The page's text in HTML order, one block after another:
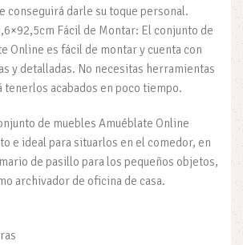
conseguirá darle su toque personal.
Fácil de Montar: El conjunto de
Online es fácil de montar y cuenta con
y detalladas. No necesitas herramientas
tenerlos acabados en poco tiempo.
de muebles Amuéblate Online
e ideal para situarlos en el comedor, en
de pasillo para los pequeños objetos,
archivador de oficina de casa.